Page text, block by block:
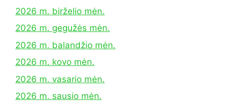
2026 m. birželio mėn.
2026 m. gegužės mėn.
2026 m. balandžio mėn.
2026 m. kovo mėn.
2026 m. vasario mėn.
2026 m. sausio mėn.